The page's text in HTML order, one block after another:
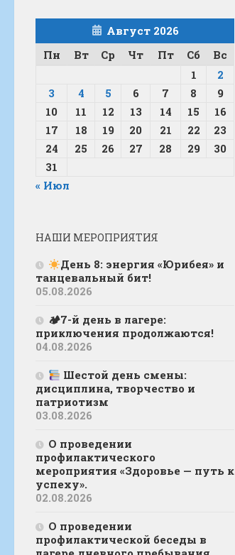
Август 2026
Пн
Вт Ср Чт Пт Сб
Вс
1
2
3
4 5 6 7 8
9
10
11 12 13 14 15
16
17
18 19 20 21 22
23
24
25 26 27 28 29
30
31
« Июл
НАШИ МЕРОПРИЯТИЯ
День 8: энергия «Юрибея» и
танцевальный бит!
05.08.2026
🏕7-й день в лагере:
приключения продолжаются!
04.08.2026
Шестой день смены:
дисциплина, творчество и
патриотизм
03.08.2026
О проведении
профилактического
мероприятия «Здоровье — путь к
успеху».
02.08.2026
О проведении
профилактической беседы в